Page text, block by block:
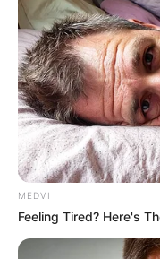
MEDVI
Feeling Tired? Here's